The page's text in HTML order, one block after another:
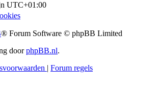
UTC+01:00
® Forum Software © phpBB Limited
doorphpBB.nl.
| Forum regels